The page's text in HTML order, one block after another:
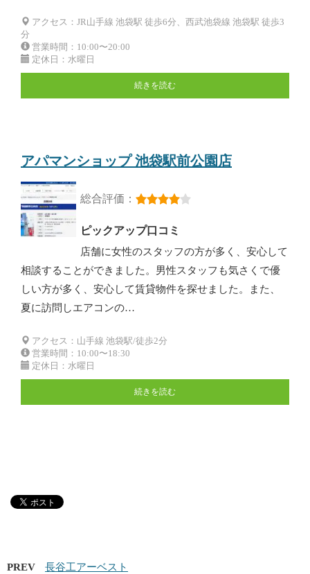
アクセス：JR山手線 池袋駅 徒歩6分、西武池袋線 池袋駅 徒歩3
分
営業時間：10:00〜20:00
定休日：水曜日
続きを読む
アパマンショップ 池袋駅前公園店
総合評価：
ピックアップ口コミ
店舗に女性のスタッフの方が多く、安心して
相談することができました。男性スタッフも気さくで優
しい方が多く、安心して賃貸物件を探せました。また、
夏に訪問しエアコンの…
アクセス：山手線 池袋駅/徒歩2分
営業時間：10:00〜18:30
定休日：水曜日
続きを読む
PREV
長谷工アーベスト